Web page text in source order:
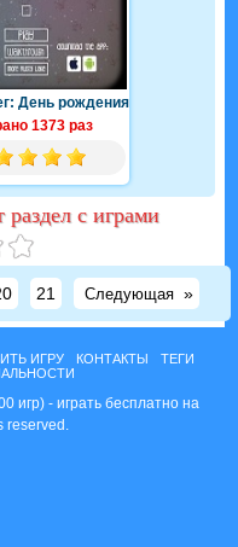
День рождения
1373 раз
с играми
21 Следующая »
ИГРУ КОНТАКТЫ
ТЕГИ
игр) - играть бесплатно на
reserved.